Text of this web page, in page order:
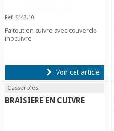
Ref. 6447.10
Faitout en cuivre avec couvercle
inocuivre
Voir cet article
Casseroles
BRAISIERE EN CUIVRE